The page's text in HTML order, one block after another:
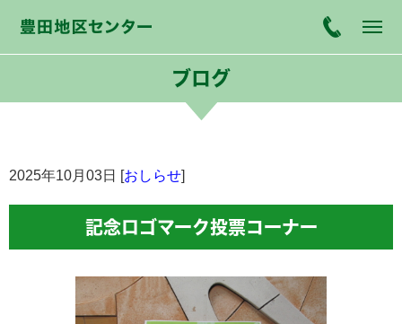
ブログ
2025年10月03日 [おしらせ]
記念ロゴマーク投票コーナー